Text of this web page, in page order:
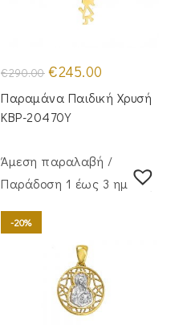
€290.00 Original
price
was:
€290.00.
€245.00
τιμή
είναι:
Παραμάνα Παιδική Χρυσή
KBP-20470Υ
Άμεση παραλαβή /
Παράδoση 1 έως 3 ημέρες
-20%